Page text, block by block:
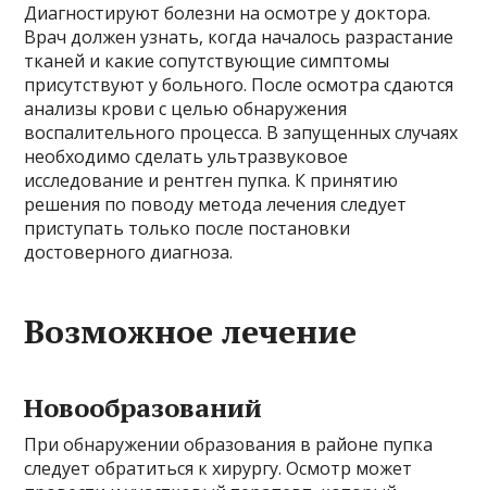
Диагностируют болезни на осмотре у доктора.
Врач должен узнать, когда началось разрастание
тканей и какие сопутствующие симптомы
присутствуют у больного. После осмотра сдаются
анализы крови с целью обнаружения
воспалительного процесса. В запущенных случаях
необходимо сделать ультразвуковое
исследование и рентген пупка. К принятию
решения по поводу метода лечения следует
приступать только после постановки
достоверного диагноза.
Возможное лечение
Новообразований
При обнаружении образования в районе пупка
следует обратиться к хирургу. Осмотр может